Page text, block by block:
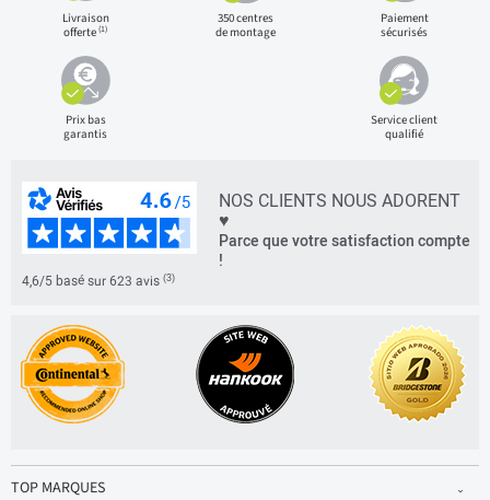
Livraison
offerte(1)
350 centres
de montage
Paiement
sécurisés
Prix bas
garantis
Service client
qualifié
NOS CLIENTS NOUS ADORENT
♥
Parce que votre satisfaction compte
!
4,6/5 basé sur 623 avis (3)
TOP MARQUES